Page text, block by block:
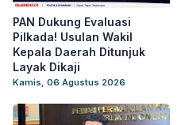
PAN Dukung Evaluasi
Pilkada! Usulan Wakil
Kepala Daerah Ditunjuk
Layak Dikaji
Kamis, 06 Agustus 2026